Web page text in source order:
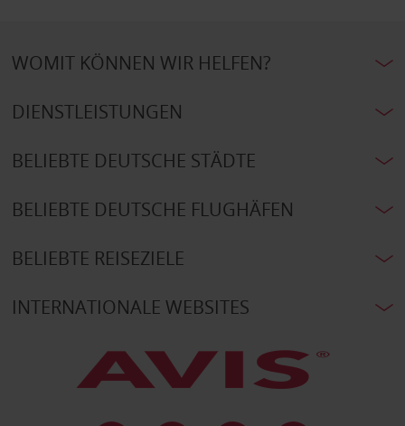
WOMIT KÖNNEN WIR HELFEN?
DIENSTLEISTUNGEN
BELIEBTE DEUTSCHE STÄDTE
BELIEBTE DEUTSCHE FLUGHÄFEN
BELIEBTE REISEZIELE
INTERNATIONALE WEBSITES